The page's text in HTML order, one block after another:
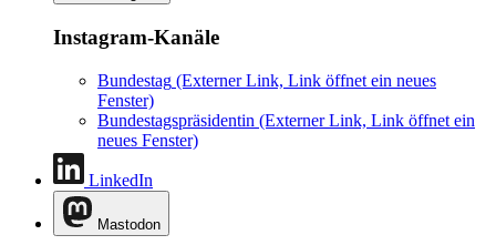
Instagram-Kanäle
Bundestag (Externer Link, Link öffnet ein neues
Fenster)
Bundestagspräsidentin (Externer Link, Link öffnet ein
neues Fenster)
LinkedIn
Mastodon